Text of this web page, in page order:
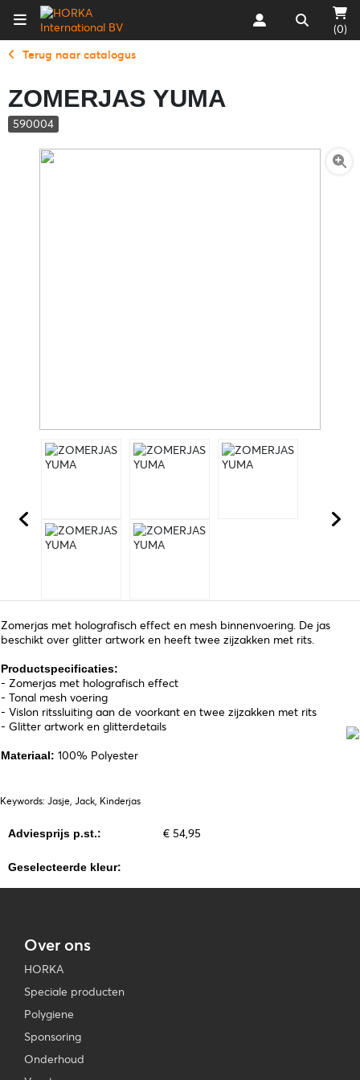
(0)
Terug naar catalogus
ZOMERJAS YUMA
590004
Zomerjas met holografisch effect en mesh binnenvoering. De jas
beschikt over glitter artwork en heeft twee zijzakken met rits.
Productspecificaties:
- Zomerjas met holografisch effect
- Tonal mesh voering
- Vislon ritssluiting aan de voorkant en twee zijzakken met rits
- Glitter artwork en glitterdetails
Materiaal: 100% Polyester
Keywords: Jasje, Jack, Kinderjas
Adviesprijs p.st.: € 54,95
Geselecteerde kleur:
Over ons
HORKA
Speciale producten
Polygiene
Sponsoring
Onderhoud